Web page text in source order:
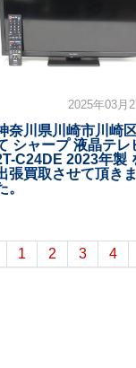
2025年03月
奈川県川崎市川崎
シャープ 液晶テレ
C24DE 2023年製
張買取させて頂き
。
1 2 3 4